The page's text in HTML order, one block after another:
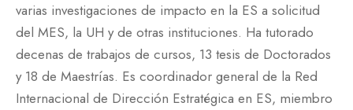
varias investigaciones de impacto en la ES a solicitud
del MES, la UH y de otras instituciones. Ha tutorado
decenas de trabajos de cursos, 13 tesis de Doctorados
y 18 de Maestrías. Es coordinador general de la Red
Internacional de Dirección Estratégica en ES, miembro